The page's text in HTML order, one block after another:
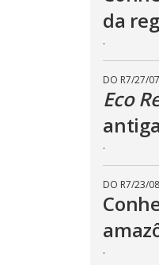
da
.
DO R7/27/
Eco
.
DO R7/23/
.